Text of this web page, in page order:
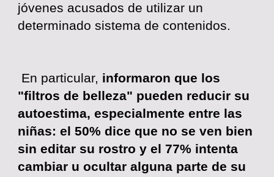
jóvenes acusados ​​de utilizar un
determinado sistema de contenidos.
En particular, informaron que los
"filtros de belleza" pueden reducir su
autoestima, especialmente entre las
niñas: el 50% dice que no se ven bien
sin editar su rostro y el 77% intenta
cambiar u ocultar alguna parte de su